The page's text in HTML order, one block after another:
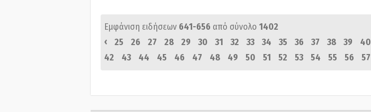
Εμφάνιση ειδήσεων 641-656 από σύνολο 1402
‹
25 26 27 28 29 30 31 32 33 34 35 36 37 38 39 40
42
43 44 45 46 47 48 49 50 51 52 53 54 55 56 57